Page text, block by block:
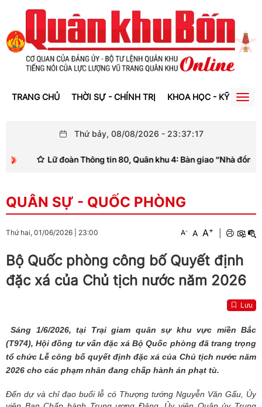
TRANG CHỦ THỜI SỰ - CHÍNH TRỊ KHOA HỌC - KỸ THUẬT
Thứ bảy, 08/08/2026 - 23:37:17
Lữ đoàn Thông tin 80, Quân khu 4: Bàn giao “Nhà đồng đội”
QUÂN SỰ - QUỐC PHÒNG
Thứ hai, 01/06/2026 23:00 A- A A+
Bộ Quốc phòng công bố Quyết định
đặc xá của Chủ tịch nước năm 2026
Lưu
Sáng 1/6/2026, tại Trại giam quân sự khu vực miền Bắc
(T974), Hội đồng tư vấn đặc xá Bộ Quốc phòng đã trang trọng
tổ chức Lễ công bố quyết định đặc xá của Chủ tịch nước năm
2026 cho các phạm nhân đang chấp hành án phạt tù.
Đến dự và chỉ đạo buổi lễ có Thượng tướng Nguyễn Văn Gấu, Ủy